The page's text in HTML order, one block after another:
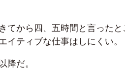
てから四、五時間と言ったと
イティブな仕事はしにくい。
降だ。